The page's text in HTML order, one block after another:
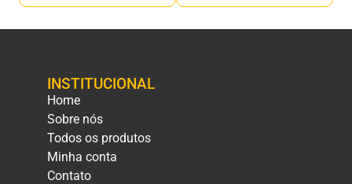
INSTITUCIONAL
Home
Sobre nós
Todos os produtos
Minha conta
Contato